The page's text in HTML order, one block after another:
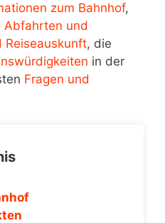
zum Bahnhof,
Abfahrten und
Reiseauskunft, die
in der
Fragen und